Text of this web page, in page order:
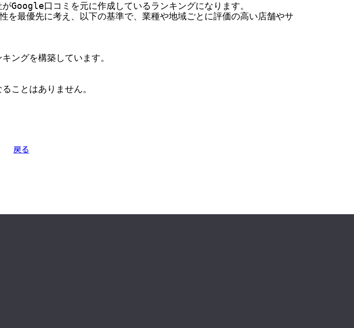
Google口コミを元に作成しているランキングになります。
最優先に考え、以下の基準で、業種や地域ごとに評価の高い店舗やサ
ングを構築しています。
ことはありません。
戻る